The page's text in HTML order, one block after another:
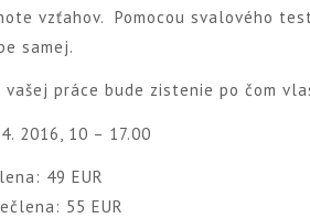
vzťahov. Pomocou svalového
samej.
vašej práce bude zistenie po čom
2016, 10 – 17.00
49 EUR
55 EUR